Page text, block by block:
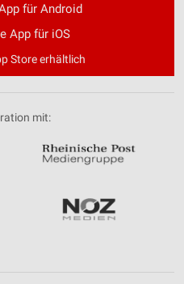
für Android
App für iOS
Store erhältlich
mit: